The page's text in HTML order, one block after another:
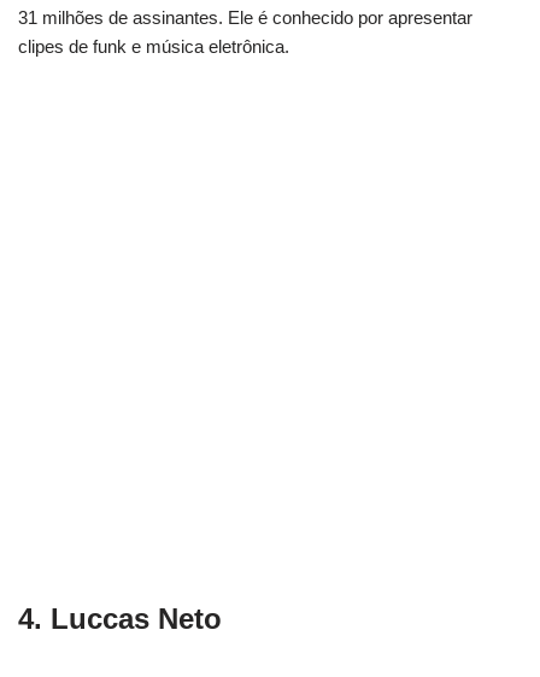
31 milhões de assinantes. Ele é conhecido por apresentar
clipes de funk e música eletrônica.
4. Luccas Neto